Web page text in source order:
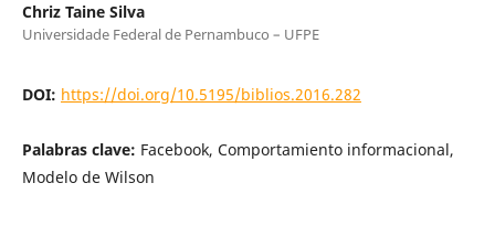
Chriz Taine Silva
Universidade Federal de Pernambuco – UFPE
DOI: https://doi.org/10.5195/biblios.2016.282
Palabras clave: Facebook, Comportamiento informacional,
Modelo de Wilson